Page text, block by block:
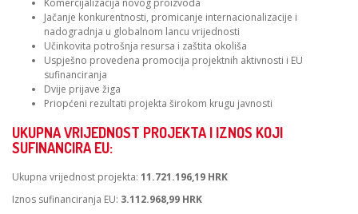
Komercijalizacija novog proizvoda
Jačanje konkurentnosti, promicanje internacionalizacije i
nadogradnja u globalnom lancu vrijednosti
Učinkovita potrošnja resursa i zaštita okoliša
Uspješno provedena promocija projektnih aktivnosti i EU
sufinanciranja
Dvije prijave žiga
Priopćeni rezultati projekta širokom krugu javnosti
UKUPNA VRIJEDNOST PROJEKTA I IZNOS KOJI
SUFINANCIRA EU:
Ukupna vrijednost projekta: 11.721.196,19 HRK
Iznos sufinanciranja EU: 3.112.968,99 HRK